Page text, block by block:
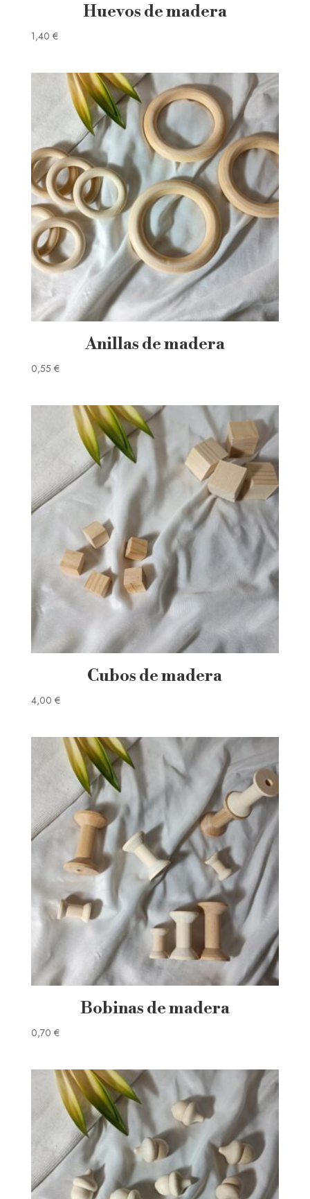
Huevos de madera
1,40 €
Anillas de madera
0,55 €
Cubos de madera
4,00 €
Bobinas de madera
0,70 €